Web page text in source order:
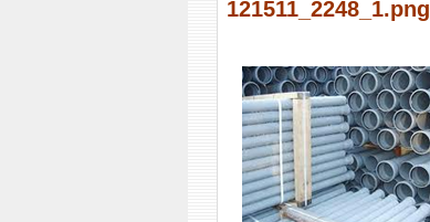
121511_2248_1.png